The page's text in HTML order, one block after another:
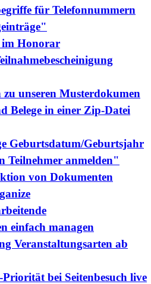
für Telefonnummern
im Honorar
unseren Musterdokumen
Belege in einer Zip-Datei
Geburtsdatum/Geburtsjahr
Teilnehmer anmelden"
von Dokumenten
einfach managen
Veranstaltungsarten ab
bei Seitenbesuch live